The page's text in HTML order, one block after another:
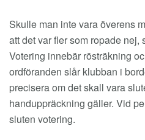
Skulle man inte vara överens
att det var fler som ropade nej,
Votering innebär rösträkning
ordföranden slår klubban i
precisera om det skall vara
handuppräckning gäller. Vid
sluten votering.